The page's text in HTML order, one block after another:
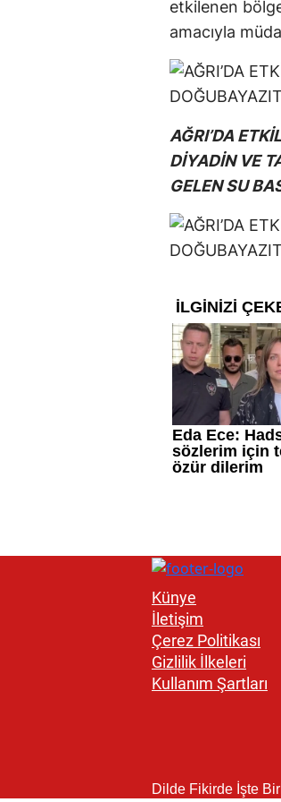
etkilenen
amacıyla
AĞRI’DA
DİYADİN VE
GELEN SU
Künye
İletişim
Çerez Politikası
Gizlilik İlkeleri
Kullanım Şartları
Dilde Fikirde İşte